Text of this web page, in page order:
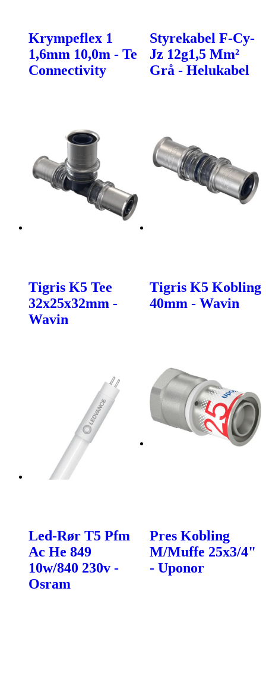
Krympeflex 1
1,6mm 10,0m - Te
Connectivity
Styrekabel F-Cy-
Jz 12g1,5 Mm²
Grå - Helukabel
Tigris K5 Tee
32x25x32mm -
Wavin
Tigris K5 Kobling
40mm - Wavin
Led-Rør T5 Pfm
Ac He 849
10w/840 230v -
Osram
Pres Kobling
M/Muffe 25x3/4"
- Uponor